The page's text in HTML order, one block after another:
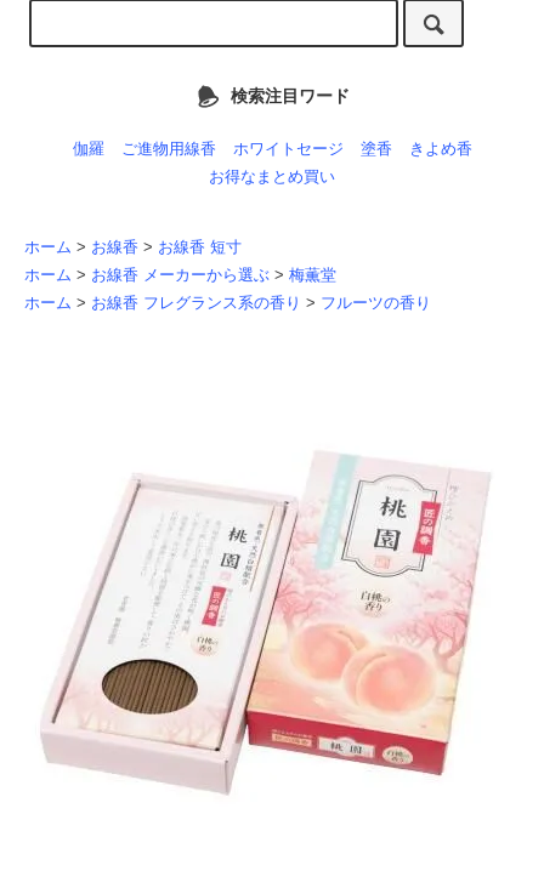
検索注目ワード
伽羅 ご進物用線香 ホワイトセージ 塗香
きよめ香
お得なまとめ買い
ホーム > お線香 > お線香 短寸
ホーム > お線香 メーカーから選ぶ > 梅薫堂
ホーム > お線香 フレグランス系の香り > フルーツの香り